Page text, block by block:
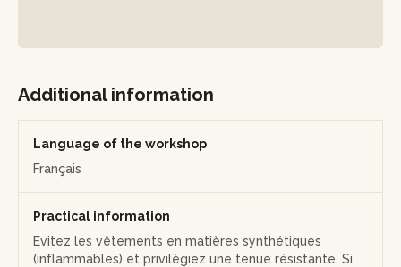
Additional information
Language of the workshop
Français
Practical information
Evitez les vêtements en matières synthétiques
(inflammables) et privilégiez une tenue résistante. Si